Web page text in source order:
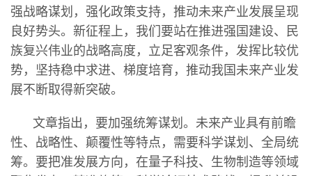
强战略谋划，强化政策支持，推动未来产业发展呈现
良好势头。新征程上，我们要站在推进强国建设、民
族复兴伟业的战略高度，立足客观条件，发挥比较优
势，坚持稳中求进、梯度培育，推动我国未来产业发
展不断取得新突破。
文章指出，要加强统筹谋划。未来产业具有前瞻
性、战略性、颠覆性等特点，需要科学谋划、全局统
筹。要把准发展方向，在量子科技、生物制造等领域